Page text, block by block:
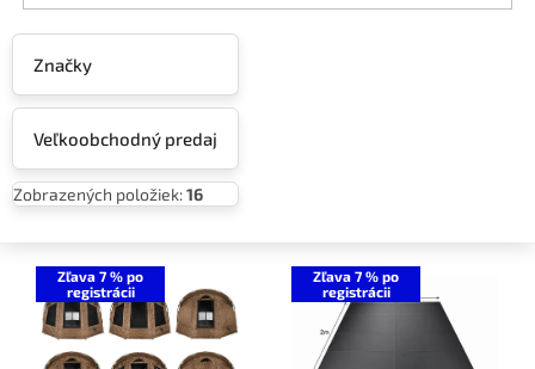
Značky
Veľkoobchodný predaj
Zobrazených položiek:16
Zľava 7 % po
registrácii
Zľava 7 % po
registrácii